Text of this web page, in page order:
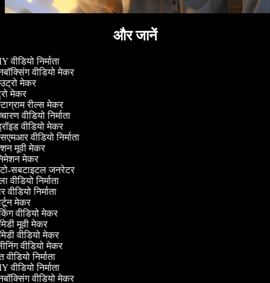
और जानें
वीडियो निर्माता
वीडियो मेकर
मेकर
मेकर
रील्स मेकर
वीडियो निर्माता
वीडियो मेकर
वीडियो निर्माता
मूवी मेकर
मेकर
सबटाइटल जनरेटर
वीडियो निर्माता
वीडियो निर्माता
मेकर
वीडियो मेकर
मूवी मेकर
वीडियो मेकर
वीडियो मेकर
वीडियो निर्माता
वीडियो निर्माता
वीडियो मेकर